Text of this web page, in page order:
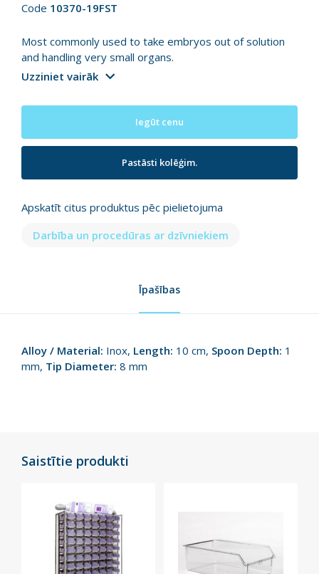
Code 10370-19FST
Most commonly used to take embryos out of solution
and handling very small organs.
Uzziniet vairāk
Iegūt cenu
Pastāsti kolēģim.
Apskatīt citus produktus pēc pielietojuma
Darbība un procedūras ar dzīvniekiem
Īpašības
Alloy / Material: Inox, Length: 10 cm, Spoon Depth: 1
mm, Tip Diameter: 8 mm
Saistītie produkti